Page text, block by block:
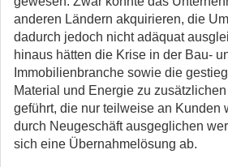
anderen Ländern akquirieren, die
dadurch jedoch nicht adäquat
hinaus hätten die Krise in der Bau-
Immobilienbranche sowie die
Material und Energie zu
geführt, die nur teilweise an Kunden
durch Neugeschäft ausgeglichen
sich eine Übernahmelösung ab.